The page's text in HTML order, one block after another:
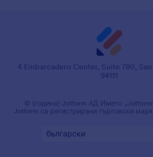
4 Embarcadero Center, Suite 780,
94111
© {година} Jotform АД Името
Jotform са регистрирани търговски